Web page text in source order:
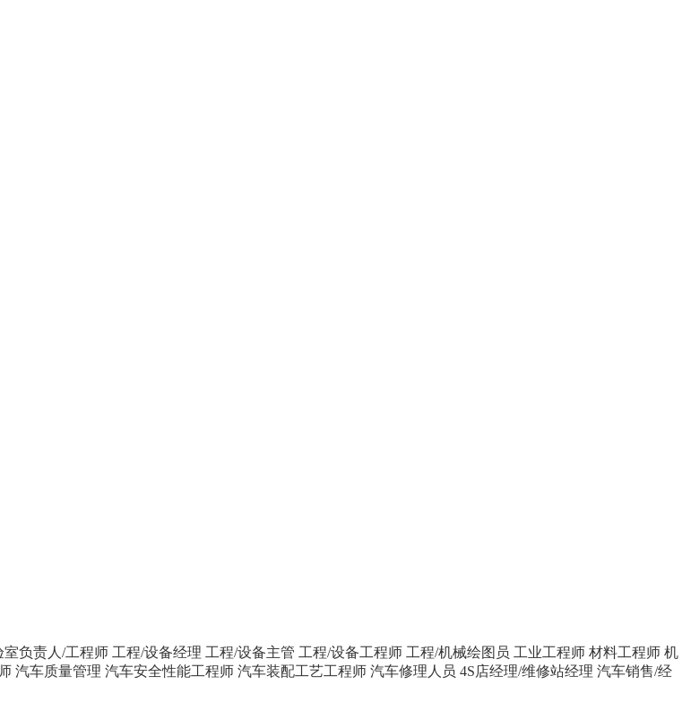
室负责人/工程师 工程/设备经理 工程/设备主管 工程/设备工程师 工程/机械绘图员 工业工程师 材料工程师 机
汽车质量管理 汽车安全性能工程师 汽车装配工艺工程师 汽车修理人员 4S店经理/维修站经理 汽车销售/经